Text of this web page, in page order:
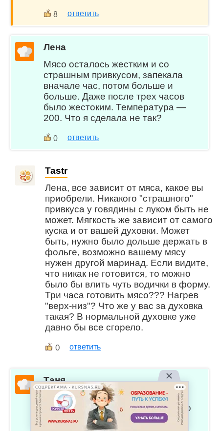
8 ответить
Лена
Мясо осталось жестким и со
страшным привкусом, запекала
вначале час, потом больше и
больше. Даже после трех часов
было жестоким. Температура —
200. Что я сделала не так?
0 ответить
Tastr
Лена, все зависит от мяса, какое вы
приобрели. Никакого "страшного"
привкуса у говядины с луком быть не
может. Мягкость же зависит от самого
куска и от вашей духовки. Может
быть, нужно было дольше держать в
фольге, возможно вашему мясу
нужен другой маринад. Если видите,
что никак не готовится, то можно
было бы влить чуть водички в форму.
Три часа готовить мясо??? Нагрев
"верх-низ"? Что же у вас за духовка
такая? В нормальной духовке уже
давно бы все сгорело.
0 ответить
Таня
Все получилось. Но время
запекания увеличила в 2 раза (по
40-50 минут). Потому что все
СОЦРЕКЛАМА • KURSNA5.RU